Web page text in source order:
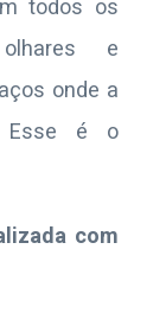
todos os
e
onde a
Esse é o
com